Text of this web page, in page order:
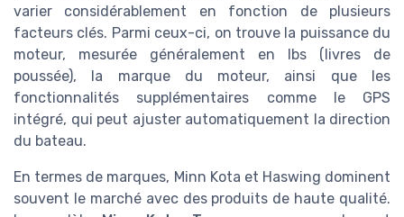
varier considérablement en fonction de plusieurs
facteurs clés. Parmi ceux-ci, on trouve la puissance du
moteur, mesurée généralement en lbs (livres de
poussée), la marque du moteur, ainsi que les
fonctionnalités supplémentaires comme le GPS
intégré, qui peut ajuster automatiquement la direction
du bateau.
En termes de marques, Minn Kota et Haswing dominent
souvent le marché avec des produits de haute qualité.